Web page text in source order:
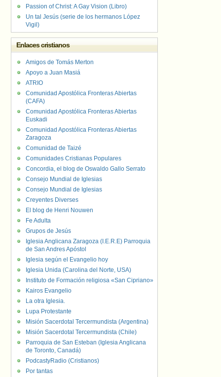
Passion of Christ: A Gay Vision (Libro)
Un tal Jesús (serie de los hermanos López
Vigil)
Enlaces cristianos
Amigos de Tomás Merton
Apoyo a Juan Masiá
ATRIO
Comunidad Apostólica Fronteras Abiertas
(CAFA)
Comunidad Apostólica Fronteras Abiertas
Euskadi
Comunidad Apostólica Fronteras Abiertas
Zaragoza
Comunidad de Taizé
Comunidades Cristianas Populares
Concordia, el blog de Oswaldo Gallo Serrato
Consejo Mundial de Iglesias
Consejo Mundial de Iglesias
Creyentes Diverses
El blog de Henri Nouwen
Fe Adulta
Grupos de Jesús
Iglesia Anglicana Zaragoza (I.E.R.E) Parroquia
de San Andres Apóstol
Iglesia según el Evangelio hoy
Iglesia Unida (Carolina del Norte, USA)
Instituto de Formación religiosa «San Cipriano»
Kairos Evangelio
La otra Iglesia.
Lupa Protestante
Misión Sacerdotal Tercermundista (Argentina)
Misión Sacerdotal Tercermundista (Chile)
Parroquia de San Esteban (Iglesia Anglicana
de Toronto, Canadá)
PodcastyRadio (Cristianos)
Por tantas